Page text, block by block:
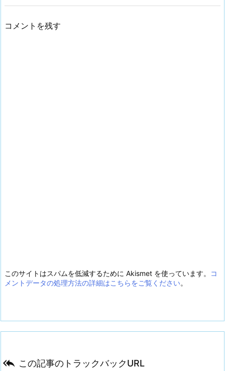
コメントを残す
このサイトはスパムを低減するために Akismet を使っています。
コ
メントデータの処理方法の詳細はこちらをご覧ください。
 この記事のトラックバックURL